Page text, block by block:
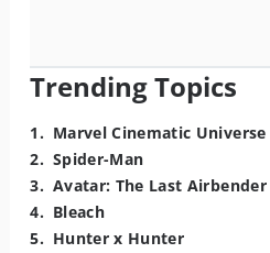
Trending Topics
1. Marvel Cinematic Universe
2. Spider-Man
3. Avatar: The Last Airbender
4. Bleach
5. Hunter x Hunter